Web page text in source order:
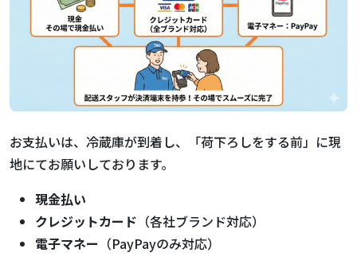
お支払いは、冷蔵庫が到着し、「荷下ろしをする前」に現
地にてお願いしております。
現金払い
クレジットカード （各社ブランド対応）
電子マネー （PayPayのみ対応）